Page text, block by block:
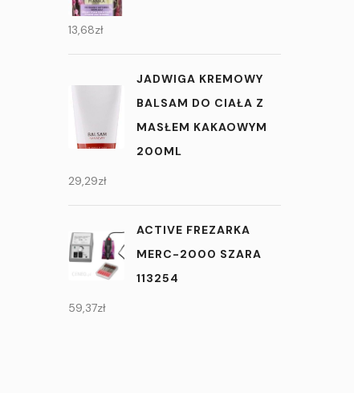
13,68zł
JADWIGA KREMOWY
BALSAM DO CIAŁA Z
MASŁEM KAKAOWYM
200ML
29,29zł
ACTIVE FREZARKA
MERC-2000 SZARA
113254
59,37zł